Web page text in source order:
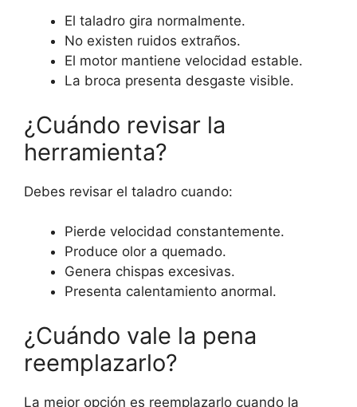
El taladro gira normalmente.
No existen ruidos extraños.
El motor mantiene velocidad estable.
La broca presenta desgaste visible.
¿Cuándo revisar la
herramienta?
Debes revisar el taladro cuando:
Pierde velocidad constantemente.
Produce olor a quemado.
Genera chispas excesivas.
Presenta calentamiento anormal.
¿Cuándo vale la pena
reemplazarlo?
La mejor opción es reemplazarlo cuando la